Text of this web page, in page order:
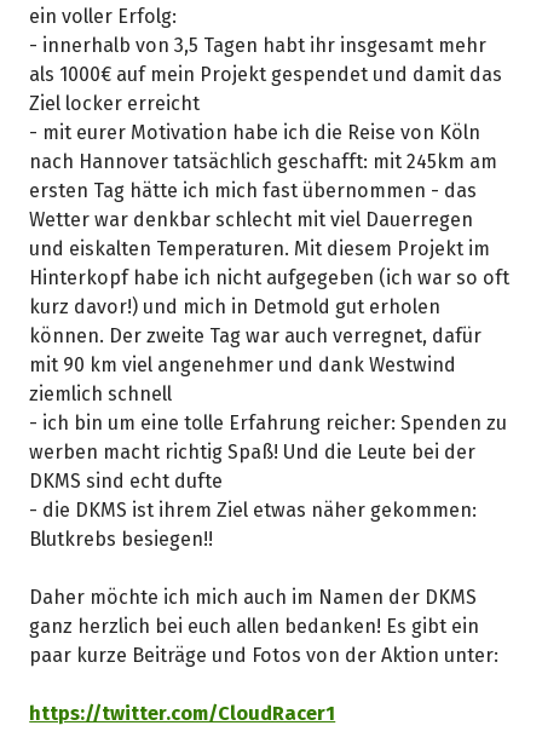
ein voller Erfolg:
- innerhalb von 3,5 Tagen habt ihr insgesamt mehr
als 1000€ auf mein Projekt gespendet und damit das
Ziel locker erreicht
- mit eurer Motivation habe ich die Reise von Köln
nach Hannover tatsächlich geschafft: mit 245km am
ersten Tag hätte ich mich fast übernommen - das
Wetter war denkbar schlecht mit viel Dauerregen
und eiskalten Temperaturen. Mit diesem Projekt im
Hinterkopf habe ich nicht aufgegeben (ich war so oft
kurz davor!) und mich in Detmold gut erholen
können. Der zweite Tag war auch verregnet, dafür
mit 90 km viel angenehmer und dank Westwind
ziemlich schnell
- ich bin um eine tolle Erfahrung reicher: Spenden zu
werben macht richtig Spaß! Und die Leute bei der
DKMS sind echt dufte
- die DKMS ist ihrem Ziel etwas näher gekommen:
Blutkrebs besiegen!!
Daher möchte ich mich auch im Namen der DKMS
ganz herzlich bei euch allen bedanken! Es gibt ein
paar kurze Beiträge und Fotos von der Aktion unter:
https://twitter.com/CloudRacer1